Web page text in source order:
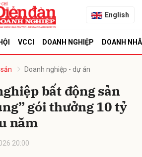
English
VCCI DOANH NGHIỆP DOANH
Doanh nghiệp - dự án
bất động sản
gói thưởng 10 tỷ
năm
20:00